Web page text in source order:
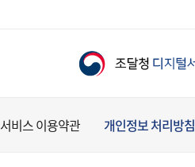
서비스 이용약관 개인정보 처리방침